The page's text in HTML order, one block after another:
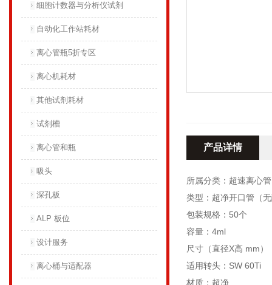
细胞计数器与分析仪试剂
自动化工作站耗材
离心管瓶5折专区
离心机耗材
其他试剂耗材
试剂槽
离心管和瓶
吸头
深孔板
ALP 板位
设计服务
离心桶与适配器
产品详情
所属分类：超速离心管
类型：超净开口管（
包装规格：50个
容量：4ml
尺寸（直径X高 mm）
适用转头：SW 60Ti
材质：超净